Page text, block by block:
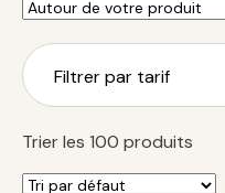
Filtrer par tarif
Trier les 100 produits